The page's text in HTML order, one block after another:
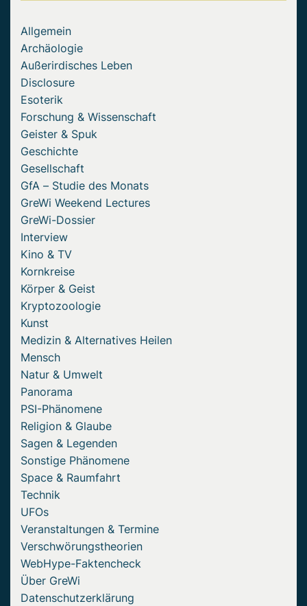
Allgemein
Archäologie
Außerirdisches Leben
Disclosure
Esoterik
Forschung & Wissenschaft
Geister & Spuk
Geschichte
Gesellschaft
GfA – Studie des Monats
GreWi Weekend Lectures
GreWi-Dossier
Interview
Kino & TV
Kornkreise
Körper & Geist
Kryptozoologie
Kunst
Medizin & Alternatives Heilen
Mensch
Natur & Umwelt
Panorama
PSI-Phänomene
Religion & Glaube
Sagen & Legenden
Sonstige Phänomene
Space & Raumfahrt
Technik
UFOs
Veranstaltungen & Termine
Verschwörungstheorien
WebHype-Faktencheck
Über GreWi
Datenschutzerklärung